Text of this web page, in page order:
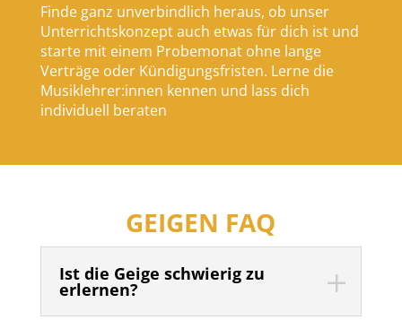
Finde ganz unverbindlich heraus, ob unser
Unterrichtskonzept auch etwas für dich ist und
starte mit einem Probemonat ohne lange
Verträge oder Kündigungsfristen. Lerne die
Musiklehrer:innen kennen und lass dich
individuell beraten
GEIGEN FAQ
Ist die Geige schwierig zu
erlernen?